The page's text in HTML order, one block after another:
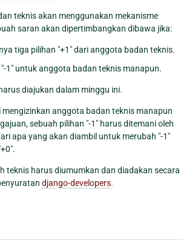
teknis akan menggunakan mekanisme
saran akan dipertimbangkan dibawa jika:
tiga pilihan "+1" dari anggota badan teknis.
1" untuk anggota badan teknis manapun.
diajukan dalam minggu ini.
mengizinkan anggota badan teknis manapun
sebuah pilihan "-1" harus ditemani oleh
apa yang akan diambil untuk merubah "-1"
teknis harus diumumkan dan diadakan secara
django-developers.